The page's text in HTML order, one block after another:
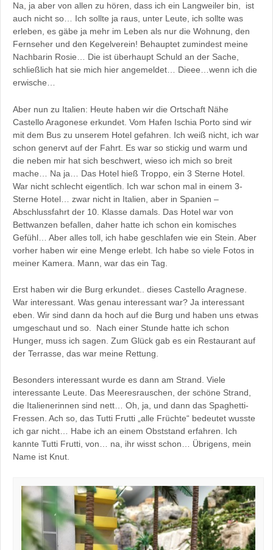
Na, ja aber von allen zu hören, dass ich ein Langweiler bin, ist
auch nicht so… Ich sollte ja raus, unter Leute, ich sollte was
erleben, es gäbe ja mehr im Leben als nur die Wohnung, den
Fernseher und den Kegelverein! Behauptet zumindest meine
Nachbarin Rosie… Die ist überhaupt Schuld an der Sache,
schließlich hat sie mich hier angemeldet… Dieee…wenn ich die
erwische…
Aber nun zu Italien: Heute haben wir die Ortschaft Nähe
Castello Aragonese erkundet. Vom Hafen Ischia Porto sind wir
mit dem Bus zu unserem Hotel gefahren. Ich weiß nicht, ich war
schon genervt auf der Fahrt. Es war so stickig und warm und
die neben mir hat sich beschwert, wieso ich mich so breit
mache… Na ja… Das Hotel hieß Troppo, ein 3 Sterne Hotel.
War nicht schlecht eigentlich. Ich war schon mal in einem 3-
Sterne Hotel… zwar nicht in Italien, aber in Spanien –
Abschlussfahrt der 10. Klasse damals. Das Hotel war von
Bettwanzen befallen, daher hatte ich schon ein komisches
Gefühl… Aber alles toll, ich habe geschlafen wie ein Stein. Aber
vorher haben wir eine Menge erlebt. Ich habe so viele Fotos in
meiner Kamera. Mann, war das ein Tag.
Erst haben wir die Burg erkundet.. dieses Castello Aragnese.
War interessant. Was genau interessant war? Ja interessant
eben. Wir sind dann da hoch auf die Burg und haben uns etwas
umgeschaut und so. Nach einer Stunde hatte ich schon
Hunger, muss ich sagen. Zum Glück gab es ein Restaurant auf
der Terrasse, das war meine Rettung.
Besonders interessant wurde es dann am Strand. Viele
interessante Leute. Das Meeresrauschen, der schöne Strand,
die Italienerinnen sind nett… Oh, ja, und dann das Spaghetti-
Fressen. Ach so, das Tutti Frutti „alle Früchte“ bedeutet wusste
ich gar nicht… Habe ich an einem Obststand erfahren. Ich
kannte Tutti Frutti, von… na, ihr wisst schon… Übrigens, mein
Name ist Knut.